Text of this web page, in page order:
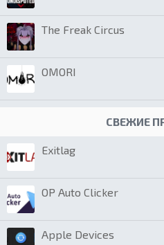
The Freak Circus
OMORI
СВЕЖИЕ
Exitlag
OP Auto Clicker
Apple Devices